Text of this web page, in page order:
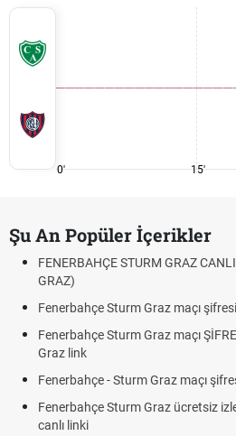
0' 15'
Şu An Popüler İçerikler
FENERBAHÇE STURM GRAZ
GRAZ)
Fenerbahçe Sturm Graz maçı
Fenerbahçe Sturm Graz maçı
Graz link
Fenerbahçe - Sturm Graz maçı
Fenerbahçe Sturm Graz ücretsiz
canlı linki